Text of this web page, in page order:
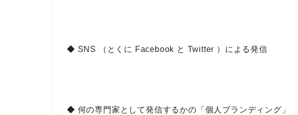
◆ SNS （とくに Facebook と Twitter ）による発信
◆ 何の専門家として発信するかの「個人ブランディング」